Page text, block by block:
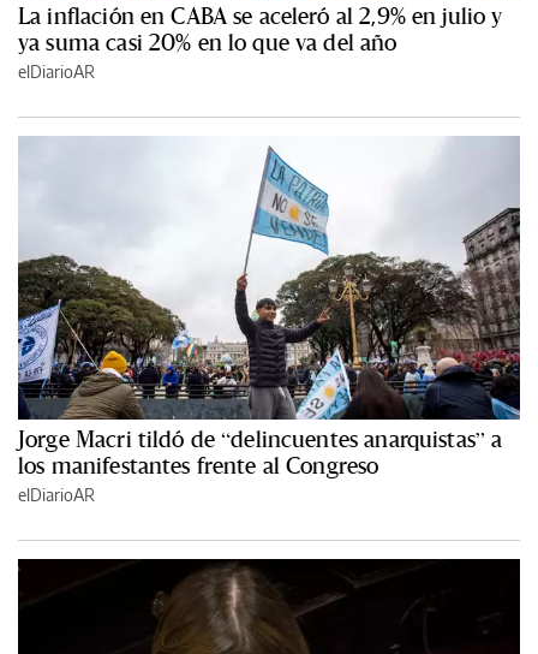
La inflación en CABA se aceleró al 2,9% en julio y
ya suma casi 20% en lo que va del año
elDiarioAR
Jorge Macri tildó de “delincuentes anarquistas” a
los manifestantes frente al Congreso
elDiarioAR